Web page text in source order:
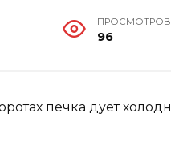
ПРОСМОТРОВ
96